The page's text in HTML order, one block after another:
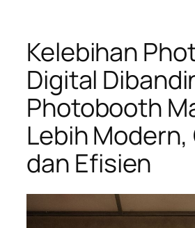
Kelebihan
Digital
Photobooth
Lebih Modern,
dan Efisien